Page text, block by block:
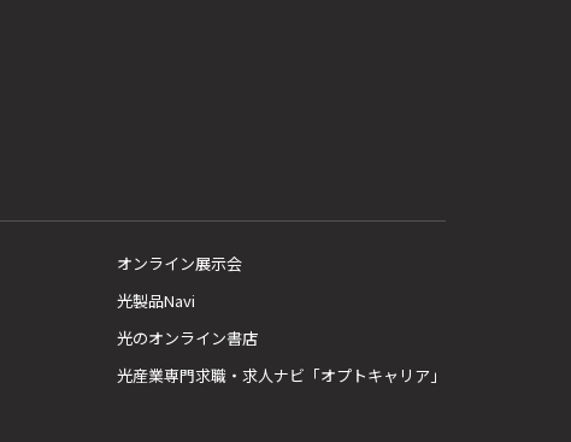
オンライン展示会
光製品Navi
光のオンライン書店
光産業専門求職・求人ナビ「オプトキャリア」